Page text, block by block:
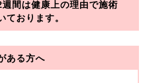
アライアンス
週間は健康上の理由で施術
ております。
ある方へ